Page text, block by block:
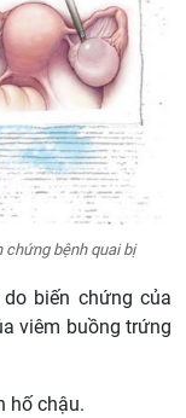
chứng bệnh quai bị
biến chứng của
viêm buồng trứng
hố chậu.